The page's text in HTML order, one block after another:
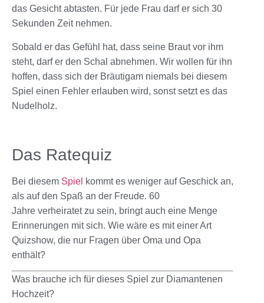
das Gesicht abtasten. Für jede Frau darf er sich 30
Sekunden Zeit nehmen.
Sobald er das Gefühl hat, dass seine Braut vor ihm
steht, darf er den Schal abnehmen. Wir wollen für ihn
hoffen, dass sich der Bräutigam niemals bei diesem
Spiel einen Fehler erlauben wird, sonst setzt es das
Nudelholz.
Das Ratequiz
Bei diesem Spiel kommt es weniger auf Geschick an,
als auf den Spaß an der Freude. 60
Jahre verheiratet zu sein, bringt auch eine Menge
Erinnerungen mit sich. Wie wäre es mit einer Art
Quizshow, die nur Fragen über Oma und Opa
enthält?
Was brauche ich für dieses Spiel zur Diamantenen
Hochzeit?